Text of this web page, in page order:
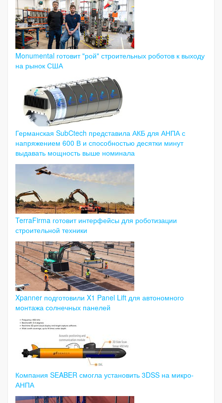
Monumental готовит "рой" строительных роботов к выходу
на рынок США
Германская SubCtech представила АКБ для АНПА с
напряжением 600 В и способностью десятки минут
выдавать мощность выше номинала
TerraFirma готовит интерфейсы для роботизации
строительной техники
Xpanner подготовили X1 Panel Lift для автономного
монтажа солнечных панелей
Компания SEABER смогла установить 3DSS на микро-
АНПА